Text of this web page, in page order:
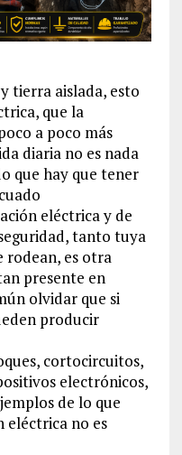
tierra aislada, esto
que la
a poco más
diaria no es nada
que hay que tener
eléctrica y de
tanto tuya
rodean, es otra
presente en
olvidar que si
producir
cortocircuitos,
electrónicos,
de lo que
eléctrica no es